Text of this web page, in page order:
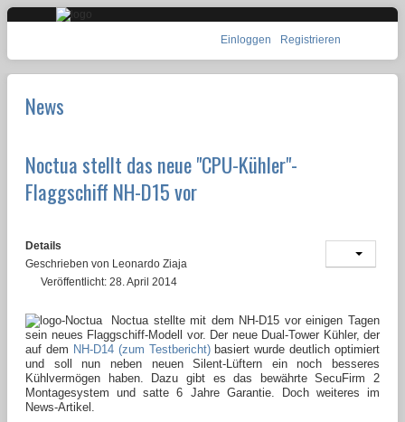
Einloggen Registrieren
News
Noctua stellt das neue "CPU-Kühler"-
Flaggschiff NH-D15 vor
Details
Geschrieben von Leonardo Ziaja
Veröffentlicht: 28. April 2014
Noctua stellte mit dem NH-D15 vor einigen Tagen
sein neues Flaggschiff-Modell vor. Der neue Dual-Tower Kühler, der
auf dem NH-D14 (zum Testbericht)basiert wurde deutlich optimiert
und soll nun neben neuen Silent-Lüftern ein noch besseres
Kühlvermögen haben. Dazu gibt es das bewährte SecuFirm 2
Montagesystem und satte 6 Jahre Garantie. Doch weiteres im
News-Artikel.